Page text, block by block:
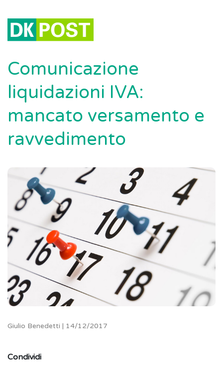
Comunicazione
liquidazioni IVA:
mancato versamento e
ravvedimento
Giulio Benedetti | 14/12/2017
Condividi